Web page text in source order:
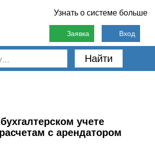
Узнать о системе больше
Заявка Вход
Найти
учете
с арендатором